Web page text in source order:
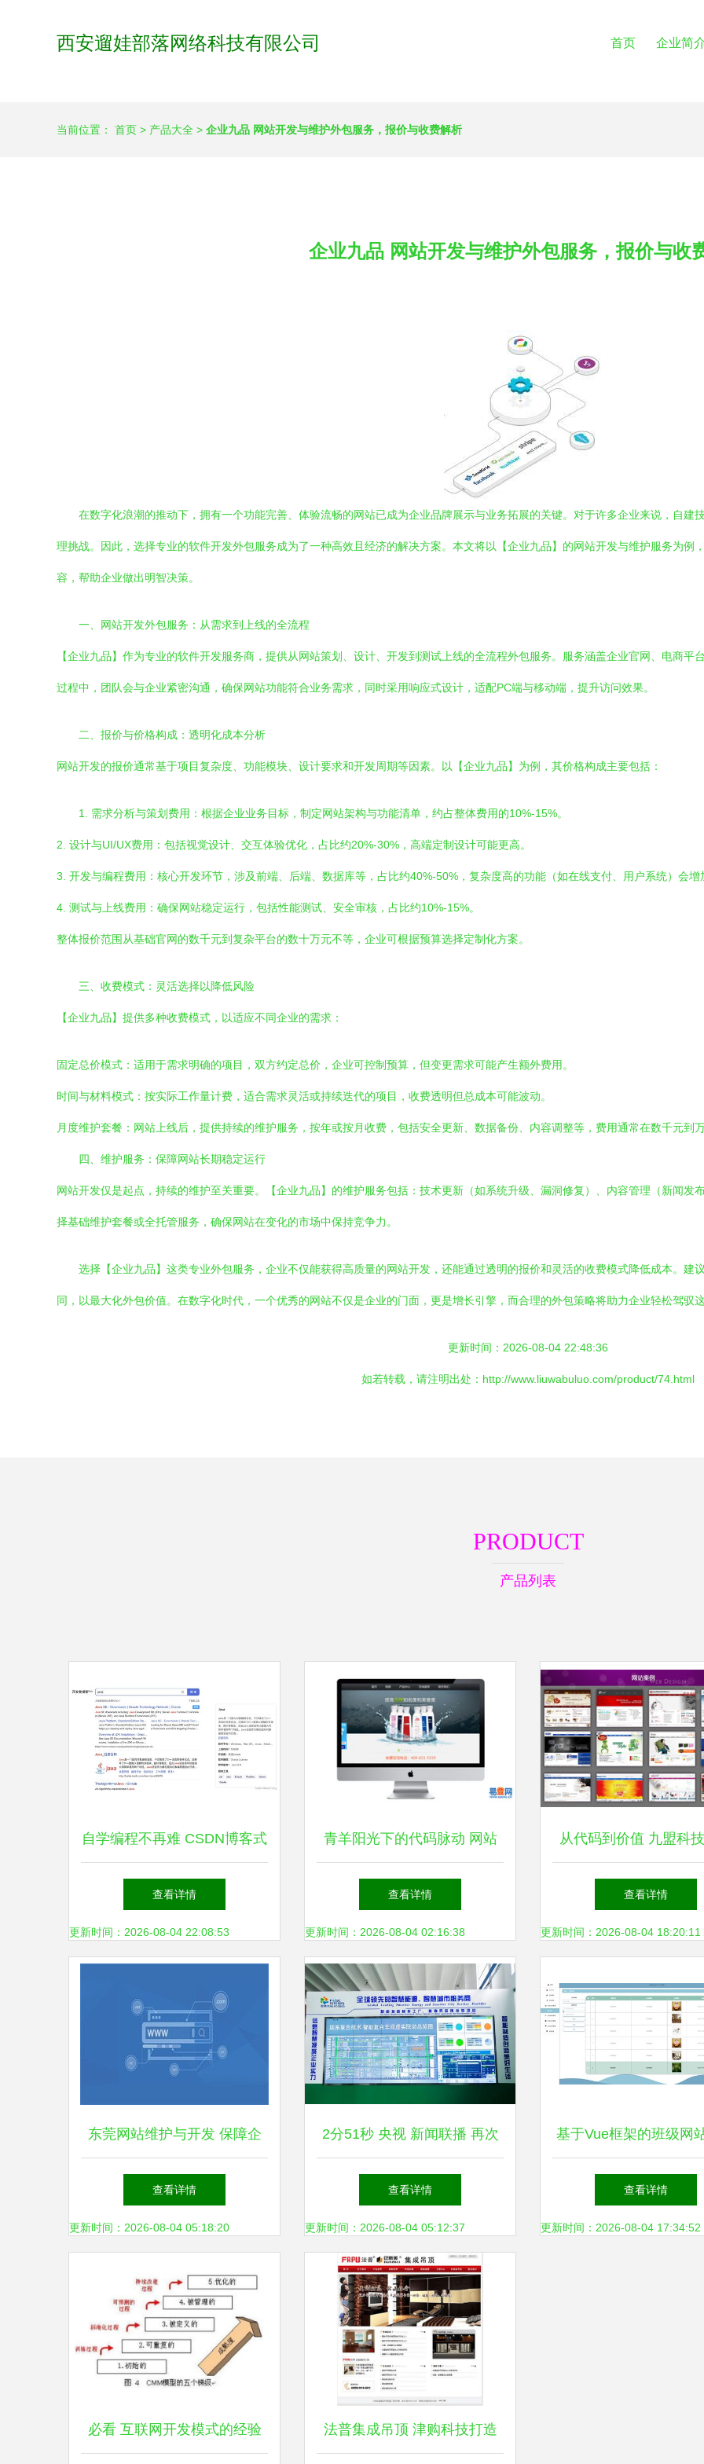
西安遛娃部落网络科技有限公司 首页 企业简
当前位置： 首页 > 产品大全 > 企业九品 网站开发与维护外包服务，报价与收费解析
企业九品 网站开发与维护外包服务，报价与收
在数字化浪潮的推动下，拥有一个功能完善、体验流畅的网站已成为企业品牌展示与业务拓展的关键。对于许多企业来说，自建
理挑战。因此，选择专业的软件开发外包服务成为了一种高效且经济的解决方案。本文将以【企业九品】的网站开发与维护服务为例
容，帮助企业做出明智决策。
一、网站开发外包服务：从需求到上线的全流程
【企业九品】作为专业的软件开发服务商，提供从网站策划、设计、开发到测试上线的全流程外包服务。服务涵盖企业官网、电商
过程中，团队会与企业紧密沟通，确保网站功能符合业务需求，同时采用响应式设计，适配PC端与移动端，提升访问效果。
二、报价与价格构成：透明化成本分析
网站开发的报价通常基于项目复杂度、功能模块、设计要求和开发周期等因素。以【企业九品】为例，其价格构成主要包括：
1. 需求分析与策划费用：根据企业业务目标，制定网站架构与功能清单，约占整体费用的10%-15%。
2. 设计与UI/UX费用：包括视觉设计、交互体验优化，占比约20%-30%，高端定制设计可能更高。
3. 开发与编程费用：核心开发环节，涉及前端、后端、数据库等，占比约40%-50%，复杂度高的功能（如在线支付、用户系统）会增
4. 测试与上线费用：确保网站稳定运行，包括性能测试、安全审核，占比约10%-15%。
整体报价范围从基础官网的数千元到复杂平台的数十万元不等，企业可根据预算选择定制化方案。
三、收费模式：灵活选择以降低风险
【企业九品】提供多种收费模式，以适应不同企业的需求：
固定总价模式：适用于需求明确的项目，双方约定总价，企业可控制预算，但变更需求可能产生额外费用。
时间与材料模式：按实际工作量计费，适合需求灵活或持续迭代的项目，收费透明但总成本可能波动。
月度维护套餐：网站上线后，提供持续的维护服务，按年或按月收费，包括安全更新、数据备份、内容调整等，费用通常在数千元到
四、维护服务：保障网站长期稳定运行
网站开发仅是起点，持续的维护至关重要。【企业九品】的维护服务包括：技术更新（如系统升级、漏洞修复）、内容管理（新闻发
择基础维护套餐或全托管服务，确保网站在变化的市场中保持竞争力。
选择【企业九品】这类专业外包服务，企业不仅能获得高质量的网站开发，还能通过透明的报价和灵活的收费模式降低成本。建
同，以最大化外包价值。在数字化时代，一个优秀的网站不仅是企业的门面，更是增长引擎，而合理的外包策略将助力企业轻松驾驭
更新时间：2026-08-04 22:48:36
如若转载，请注明出处：http://www.liuwabuluo.com/product/74.html
PRODUCT
产品列表
自学编程不再难 CSDN博客式
的精品网站开发与维护全指南
查看详情
更新时间：2026-08-04 22:08:53
青羊阳光下的代码脉动 网站
开发与维护的精妙实践
查看详情
更新时间：2026-08-04 02:16:38
从代码到价值 九盟科
重塑网站开发与维护的
务
查看详情
更新时间：2026-08-04 18:20:11
东莞网站维护与开发 保障企
业数字资产的高效运营
查看详情
更新时间：2026-08-04 05:18:20
2分51秒 央视 新闻联播 再次
聚焦专精特新 小巨人
查看详情
更新时间：2026-08-04 05:12:37
基于Vue框架的班级网
计与实现——全套开
（附源码、数据库及
查看详情
更新时间：2026-08-04 17:34:52
必看 互联网开发模式的经验 法普集成吊顶 津购科技打造